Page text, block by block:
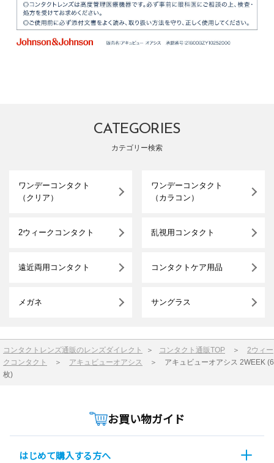
CATEGORIES
カテゴリー検索
ワンデーコンタクト
（クリア）
ワンデーコンタクト
（カラコン）
2ウィークコンタクト 乱視用コンタクト
遠近両用コンタクト コンタクトケア用品
メガネ サングラス
コンタクトレンズ通販のレンズダイレクト ＞ コンタクト通販TOP ＞ 2ウィー
クコンタクト
＞ アキュビューオアシス ＞ アキュビューオアシス 2WEEK (6
枚)
お買い物ガイド
はじめて購入する方へ